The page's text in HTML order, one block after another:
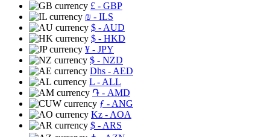
£ - GBP
₪ - ILS
$ - AUD
$ - HKD
¥ - JPY
$ - NZD
Dhs - AED
L - ALL
֏ - AMD
ƒ - ANG
Kz - AOA
$ - ARS